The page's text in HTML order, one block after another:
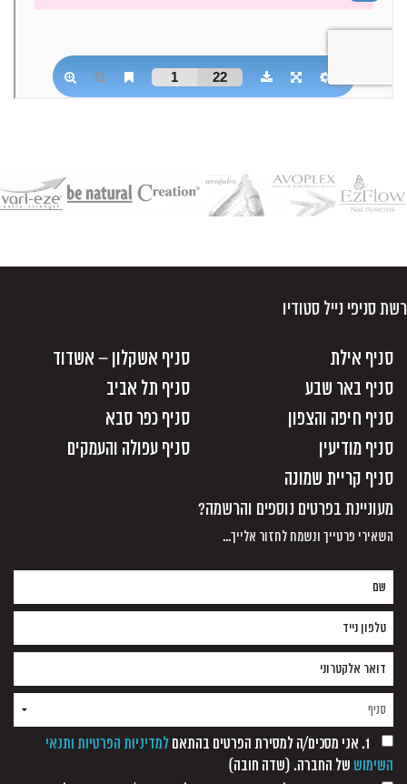
רשת סניפי נייל סטודיו
סניף אילת
סניף אשקלון – אשדוד
סניף באר שבע
סניף תל אביב
סניף חיפה והצפון
סניף כפר סבא
סניף מודיעין
סניף עפולה והעמקים
סניף קריית שמונה
מעוניינת בפרטים נוספים והרשמה?
השאירי פרטייך ונשמח לחזור אלייך...
1. אני מסכים/ה למסירת הפרטים בהתאם
למדיניות הפרטיות ותנאי
השימוש של החברה. (שדה חובה)